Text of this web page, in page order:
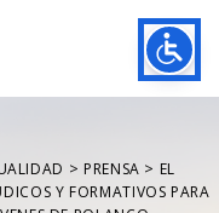
> PRENSA > EL
Y FORMATIVOS PARA